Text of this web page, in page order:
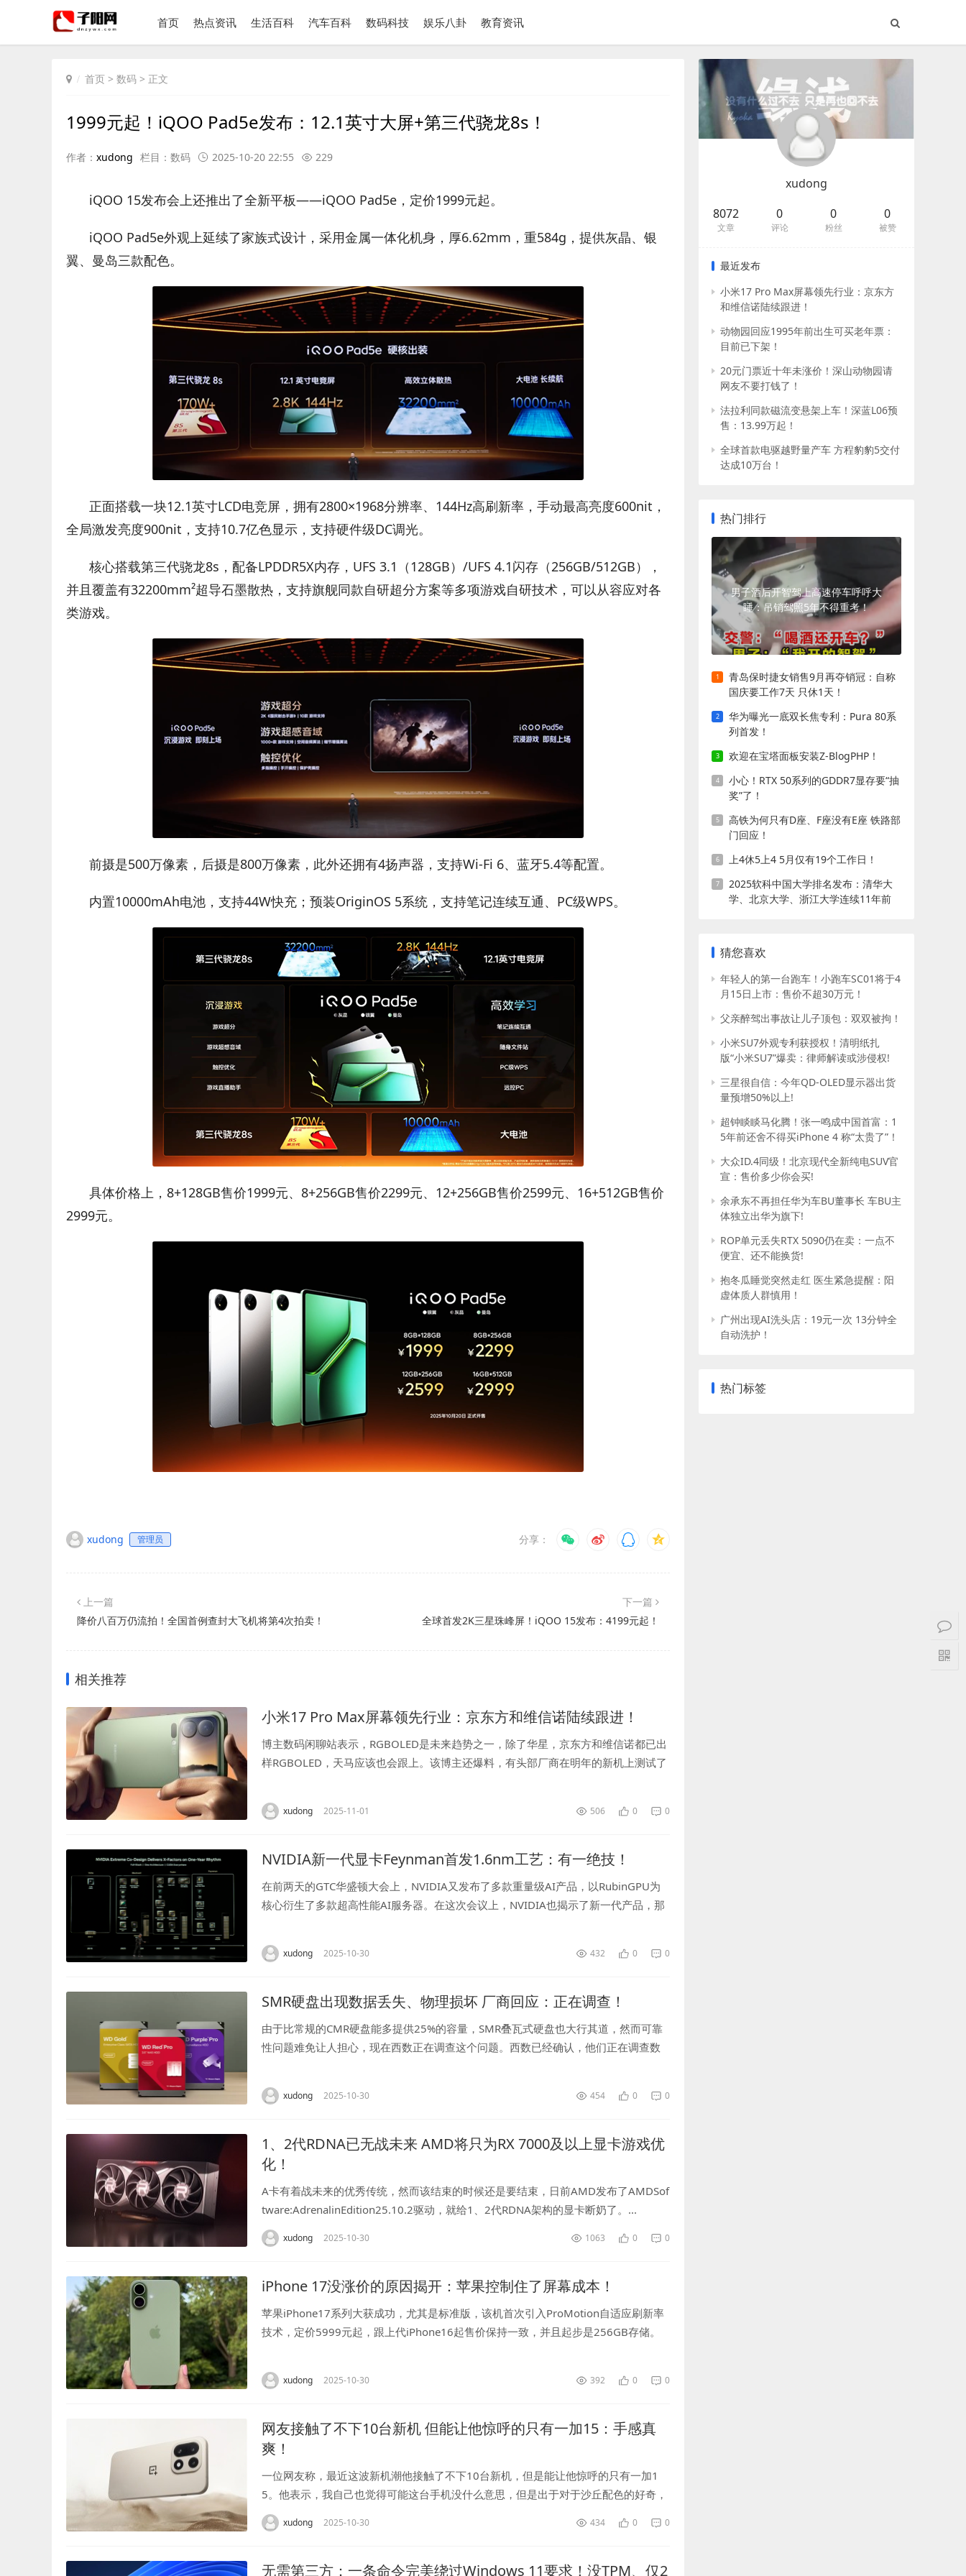
首页 热点资讯 生活百科 汽车百科 数码科技 娱乐八卦 教育资讯
首页 > 数码 > 正文
1999元起！iQOO Pad5e发布：12.1英寸大屏+第三代骁龙8s！
作者： xudong 栏目： 数码 2025-10-20 22:55 229
iQOO 15发布会上还推出了全新平板——iQOO Pad5e，定价1999元起。
iQOO Pad5e外观上延续了家族式设计，采用金属一体化机身，厚6.62mm，重584g，提供灰晶、银
翼、曼岛三款配色。
正面搭载一块12.1英寸LCD电竞屏，拥有2800×1968分辨率、144Hz高刷新率，手动最高亮度600nit，
全局激发亮度900nit，支持10.7亿色显示，支持硬件级DC调光。
核心搭载第三代骁龙8s，配备LPDDR5X内存，UFS 3.1（128GB）/UFS 4.1闪存（256GB/512GB），
并且覆盖有32200mm²超导石墨散热，支持旗舰同款自研超分方案等多项游戏自研技术，可以从容应对各
类游戏。
前摄是500万像素，后摄是800万像素，此外还拥有4扬声器，支持Wi-Fi 6、蓝牙5.4等配置。
内置10000mAh电池，支持44W快充；预装OriginOS 5系统，支持笔记连续互通、PC级WPS。
具体价格上，8+128GB售价1999元、8+256GB售价2299元、12+256GB售价2599元、16+512GB售价
2999元。
xudong 管理员 分享：
上一篇
降价八百万仍流拍！全国首例查封大飞机将第4次拍卖！
下一篇
全球首发2K三星珠峰屏！iQOO 15发布：4199元起！
相关推荐
小米17 Pro Max屏幕领先行业：京东方和维信诺陆续跟进！
博主数码闲聊站表示，RGBOLED是未来趋势之一，除了华星，京东方和维信诺都已出
样RGBOLED，天马应该也会跟上。该博主还爆料，有头部厂商在明年的新机上测试了
xudong 2025-11-01 506 0 0
NVIDIA新一代显卡Feynman首发1.6nm工艺：有一绝技！
在前两天的GTC华盛顿大会上，NVIDIA又发布了多款重量级AI产品，以RubinGPU为
核心衍生了多款超高性能AI服务器。在这次会议上，NVIDIA也揭示了新一代产品，那
xudong 2025-10-30 432 0 0
SMR硬盘出现数据丢失、物理损坏 厂商回应：正在调查！
由于比常规的CMR硬盘能多提供25%的容量，SMR叠瓦式硬盘也大行其道，然而可靠
性问题难免让人担心，现在西数正在调查这个问题。西数已经确认，他们正在调查数
B红...
xudong 2025-10-30 454 0 0
1、2代RDNA已无战未来 AMD将只为RX 7000及以上显卡游戏优
化！
A卡有着战未来的优秀传统，然而该结束的时候还是要结束，日前AMD发布了AMDSof
tware:AdrenalinEdition25.10.2驱动，就给1、2代RDNA架构的显卡断奶了。...
xudong 2025-10-30 1063 0 0
iPhone 17没涨价的原因揭开：苹果控制住了屏幕成本！
苹果iPhone17系列大获成功，尤其是标准版，该机首次引入ProMotion自适应刷新率
技术，定价5999元起，跟上代iPhone16起售价保持一致，并且起步是256GB存储。
xudong 2025-10-30 392 0 0
网友接触了不下10台新机 但能让他惊呼的只有一加15：手感真
爽！
一位网友称，最近这波新机潮他接触了不下10台新机，但是能让他惊呼的只有一加1
5。他表示，我自己也觉得可能这台手机没什么意思，但是出于对于沙丘配色的好奇，
我还是下单了一加15，当我摸到它时我觉得这就是今年我最喜欢的手机之一，它出色
的手感和质感...
xudong 2025-10-30 434 0 0
无需第三方：一条命令完美绕过Windows 11要求！没TPM、仅2
xudong
8072
文章
0
评论
0
粉丝
0
被赞
最近发布
小米17 Pro Max屏幕领先行业：京东方
和维信诺陆续跟进！
动物园回应1995年前出生可买老年票：
目前已下架！
20元门票近十年未涨价！深山动物园请
网友不要打钱了！
法拉利同款磁流变悬架上车！深蓝L06预
售：13.99万起！
全球首款电驱越野量产车 方程豹豹5交付
达成10万台！
热门排行
男子酒后开智驾上高速停车呼呼大
睡：吊销驾照5年不得重考！
青岛保时捷女销售9月再夺销冠：自称
国庆要工作7天 只休1天！
华为曝光一底双长焦专利：Pura 80系
列首发！
欢迎在宝塔面板安装Z-BlogPHP！
小心！RTX 50系列的GDDR7显存要“抽
奖”了！
高铁为何只有D座、F座没有E座 铁路部
门回应！
上4休5上4 5月仅有19个工作日！
2025软科中国大学排名发布：清华大
学、北京大学、浙江大学连续11年前
猜您喜欢
年轻人的第一台跑车！小跑车SC01将于4
月15日上市：售价不超30万元！
父亲醉驾出事故让儿子顶包：双双被拘！
小米SU7外观专利获授权！清明纸扎
版“小米SU7”爆卖：律师解读或涉侵权!
三星很自信：今年QD-OLED显示器出货
量预增50%以上!
超钟睒睒马化腾！张一鸣成中国首富：1
5年前还舍不得买iPhone 4 称“太贵了”！
大众ID.4同级！北京现代全新纯电SUV官
宣：售价多少你会买!
余承东不再担任华为车BU董事长 车BU主
体独立出华为旗下!
ROP单元丢失RTX 5090仍在卖：一点不
便宜、还不能换货!
抱冬瓜睡觉突然走红 医生紧急提醒：阳
虚体质人群慎用！
广州出现AI洗头店：19元一次 13分钟全
自动洗护！
热门标签